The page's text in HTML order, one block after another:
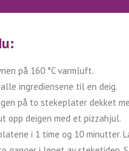
på 160 °C varmluft.
alle ingrediensene til en deig.
på to stekeplater dekket
opp deigen med et pizzahjul.
i 1 time og 10 minutter.